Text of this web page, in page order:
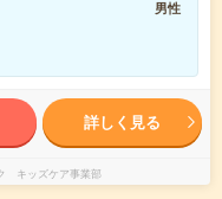
男性
詳しく見る
キッズケア事業部